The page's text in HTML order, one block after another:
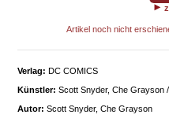
Artikel noch nicht
Verlag: DC COMICS
Künstler: Scott Snyder, Che Grayson /
Autor: Scott Snyder, Che Grayson